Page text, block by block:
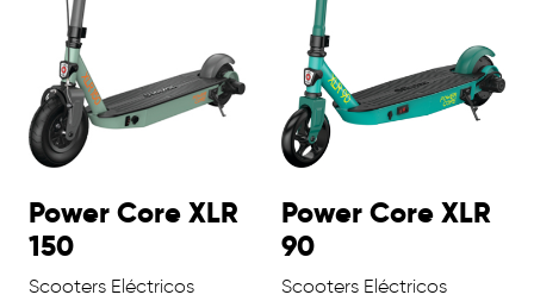
Power Core XLR
150
Scooters Eléctricos
Power Core XLR
90
Scooters Eléctricos